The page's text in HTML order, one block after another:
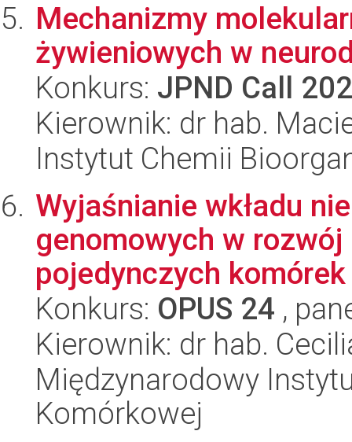
Mechanizmy
żywieniowych w
Konkurs: JPND Call
Kierownik: dr hab.
Instytut Chemii
Wyjaśnianie wkładu
genomowych w
pojedynczych komórek
Konkurs: OPUS 24 ,
Kierownik: dr hab.
Międzynarodowy
Komórkowej